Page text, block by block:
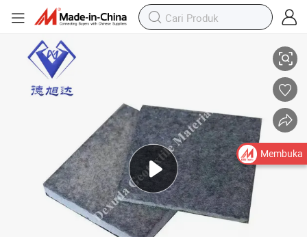
Parit Perlindungan Lereng Konservasi Air Kolam
Selimut Beton Kain Beton Berkualitas Tinggi Kanvas Semen untuk
Membuka